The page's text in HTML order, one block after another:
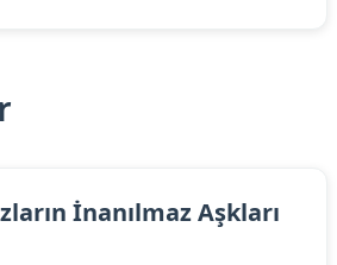
İnanılmaz Aşkları